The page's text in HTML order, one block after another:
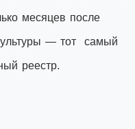
месяцев после
— тот самый
реестр.